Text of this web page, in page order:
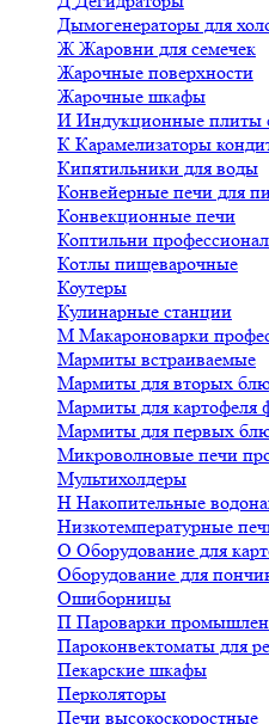
Дымогенераторы для
ЖЖаровни для семечек
Жарочные поверхности
Жарочные шкафы
И Индукционные плиты
К Карамелизаторы
Кипятильники для воды
Конвейерные печи для
Конвекционные печи
Коптильни
Котлы пищеварочные
Коутеры
Кулинарные станции
М Макароноварки
Мармиты встраиваемые
Мармиты для вторых
Мармиты для картофеля
Мармиты для первых
Микроволновые печи
Мультихолдеры
Н Накопительные
Низкотемпературные
О Оборудование для
Оборудование для
Ошиборницы
П Пароварки
Пароконвектоматы для
Пекарские шкафы
Перколяторы
Печи высокоскоростные